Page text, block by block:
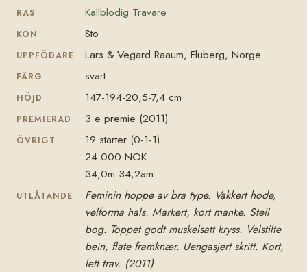
RAS Kallblodig Travare
KÖN Sto
UPPFÖDARE Lars & Vegard Raaum, Fluberg, Norge
FÄRG svart
HÖJD 147-194-20,5-7,4 cm
PREMIERAD 3:e premie (2011)
ÖVRIGT
19 starter (0-1-1)
24 000 NOK
34,0m 34,2am
UTLÅTANDE
Feminin hoppe av bra type. Vakkert hode,
velforma hals. Markert, kort manke. Steil
bog. Toppet godt muskelsatt kryss. Velstilte
bein, flate framknær. Uengasjert skritt. Kort,
lett trav. (2011)